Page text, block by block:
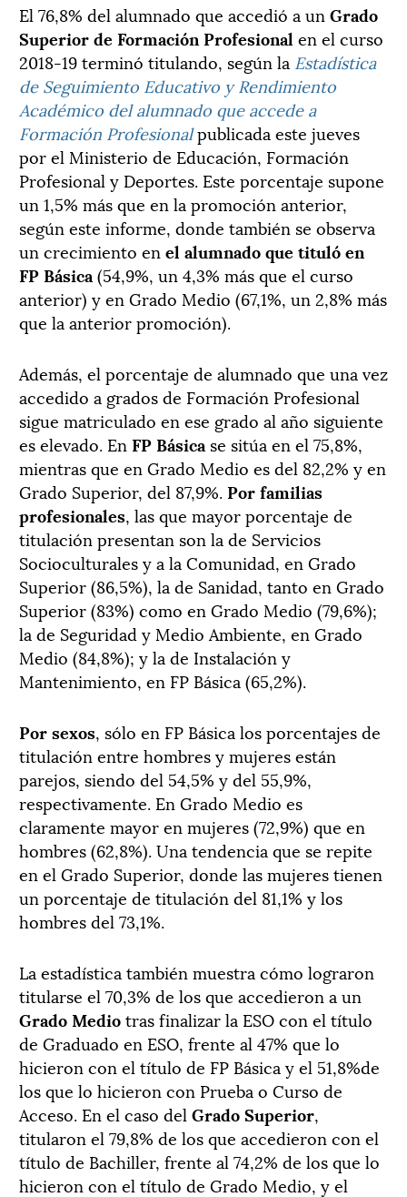
El 76,8% del alumnado que accedió a un Grado
Superior de Formación Profesional en el curso
2018-19 terminó titulando, según la Estadística
de Seguimiento Educativo y Rendimiento
Académico del alumnado que accede a
Formación Profesionalpublicada este jueves
por el Ministerio de Educación, Formación
Profesional y Deportes. Este porcentaje supone
un 1,5% más que en la promoción anterior,
según este informe, donde también se observa
un crecimiento en el alumnado que tituló en
FP Básica (54,9%, un 4,3% más que el curso
anterior) y en Grado Medio (67,1%, un 2,8% más
que la anterior promoción).
Además, el porcentaje de alumnado que una vez
accedido a grados de Formación Profesional
sigue matriculado en ese grado al año siguiente
es elevado. En FP Básica se sitúa en el 75,8%,
mientras que en Grado Medio es del 82,2% y en
Grado Superior, del 87,9%.Por familias
profesionales, las que mayor porcentaje de
titulación presentan son la de Servicios
Socioculturales y a la Comunidad, en Grado
Superior (86,5%), la de Sanidad, tanto en Grado
Superior (83%) como en Grado Medio (79,6%);
la de Seguridad y Medio Ambiente, en Grado
Medio (84,8%); y la de Instalación y
Mantenimiento, en FP Básica (65,2%).
Por sexos, sólo en FP Básica los porcentajes de
titulación entre hombres y mujeres están
parejos, siendo del 54,5% y del 55,9%,
respectivamente. En Grado Medio es
claramente mayor en mujeres (72,9%) que en
hombres (62,8%). Una tendencia que se repite
en el Grado Superior, donde las mujeres tienen
un porcentaje de titulación del 81,1% y los
hombres del 73,1%.
La estadística también muestra cómo lograron
titularse el 70,3% de los que accedieron a un
Grado Mediotras finalizar la ESO con el título
de Graduado en ESO, frente al 47% que lo
hicieron con el título de FP Básica y el 51,8%de
los que lo hicieron con Prueba o Curso de
Acceso. En el caso del Grado Superior,
titularon el 79,8% de los que accedieron con el
título de Bachiller, frente al 74,2% de los que lo
hicieron con el título de Grado Medio, y el